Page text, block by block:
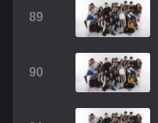
89
90